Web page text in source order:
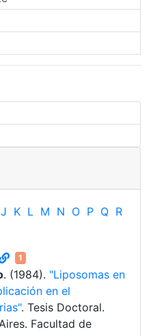
J K L M N O P Q R
1
. (1984). "Liposomas en
en el
. Tesis Doctoral.
Facultad de